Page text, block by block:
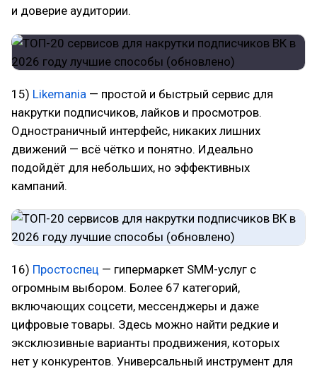
и доверие аудитории.
15) Likemania — простой и быстрый сервис для
накрутки подписчиков, лайков и просмотров.
Одностраничный интерфейс, никаких лишних
движений — всё чётко и понятно. Идеально
подойдёт для небольших, но эффективных
кампаний.
16) Простоспец — гипермаркет SMM-услуг с
огромным выбором. Более 67 категорий,
включающих соцсети, мессенджеры и даже
цифровые товары. Здесь можно найти редкие и
эксклюзивные варианты продвижения, которых
нет у конкурентов. Универсальный инструмент для